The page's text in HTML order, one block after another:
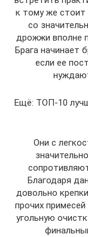
к тому же
со
дрожжи вполне
Брага начинает
если ее
Ещё: ТОП-10
Они с
Благодаря
довольно
прочих
угольную